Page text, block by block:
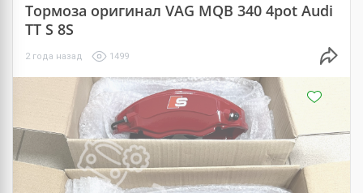
Тормоза оригинал VAG MQB 340 4pot Audi
TT S 8S
2 года назад 1499